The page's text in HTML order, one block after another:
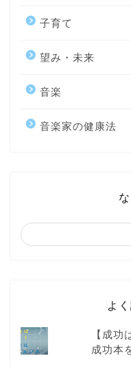
子育て
望み・未来
音楽
音楽家の健康法
よ
【成功
成功本